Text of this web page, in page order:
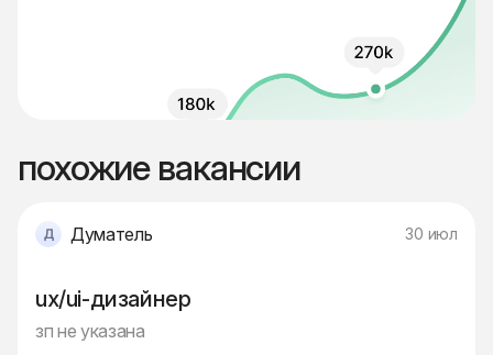
похожие вакансии
Думатель 30 июл
ux/ui-дизайнер
зп не указана